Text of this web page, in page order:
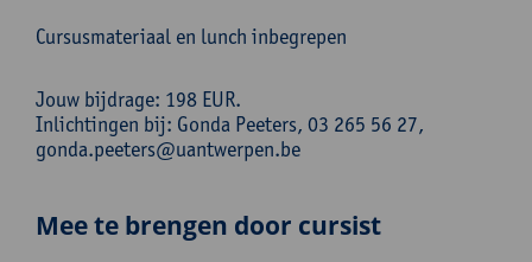
Cursusmateriaal en lunch inbegrepen
Jouw bijdrage: 198 EUR.
Inlichtingen bij: Gonda Peeters, 03 265 56 27,
gonda.peeters@uantwerpen.be
Mee te brengen door cursist